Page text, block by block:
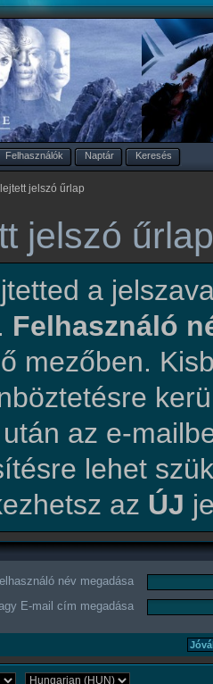
Felhasználók Naptár Keresés
jelszó űrlap
jelszó űrlap
a
Felhasználó
mezőben.
az e-
lehet
az ÚJ
név megadása
E-mail cím megadása